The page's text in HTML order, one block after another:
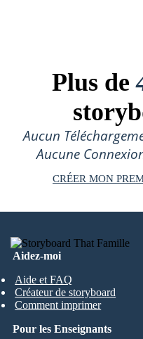
Plus de
Aucun
Aucune
CRÉER MON
Aidez-moi
Aide et FAQ
Créateur de storyboard
Comment imprimer
Pour les Enseignants